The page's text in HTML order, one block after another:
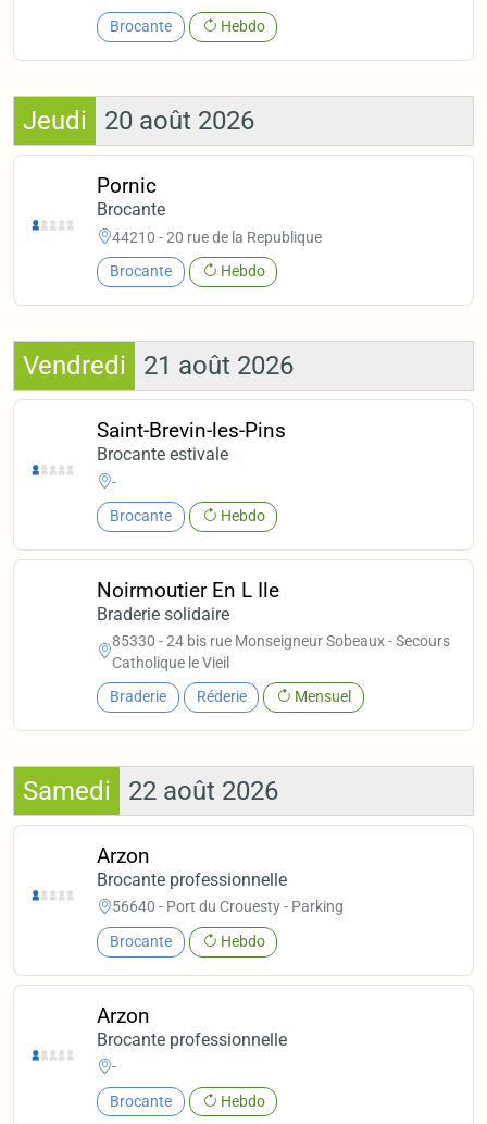
Brocante Hebdo
Jeudi 20 août 2026
Pornic
Brocante
44210 - 20 rue de la Republique
Brocante Hebdo
Vendredi 21 août 2026
Saint-Brevin-les-Pins
Brocante estivale
-
Brocante Hebdo
Noirmoutier En L Ile
Braderie solidaire
85330 - 24 bis rue Monseigneur Sobeaux - Secours
Catholique le Vieil
Braderie Réderie Mensuel
Samedi 22 août 2026
Arzon
Brocante professionnelle
56640 - Port du Crouesty - Parking
Brocante Hebdo
Arzon
Brocante professionnelle
-
Brocante Hebdo